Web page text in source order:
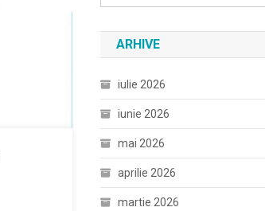
ARHIVE
iulie 2026
iunie 2026
mai 2026
aprilie 2026
martie 2026